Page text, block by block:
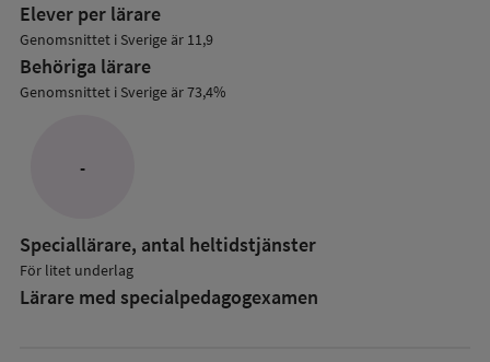
Elever per lärare
Genomsnittet i Sverige är 11,9
Behöriga lärare
Genomsnittet i Sverige är 73,4%
-
Speciallärare, antal heltidstjänster
För litet underlag
Lärare med specialpedagog­examen